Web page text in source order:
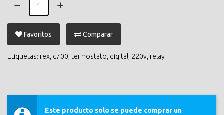
Favoritos Comparar
Etiquetas: rex c700 termostato digital 220v relay
Este producto solo se puede comprar un